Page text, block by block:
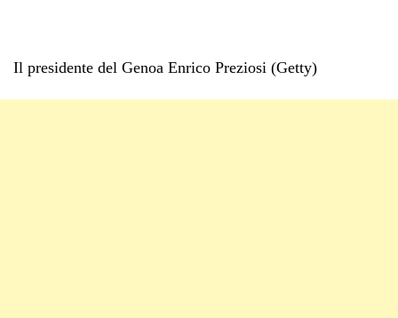
Il presidente del Genoa Enrico Preziosi (Getty)